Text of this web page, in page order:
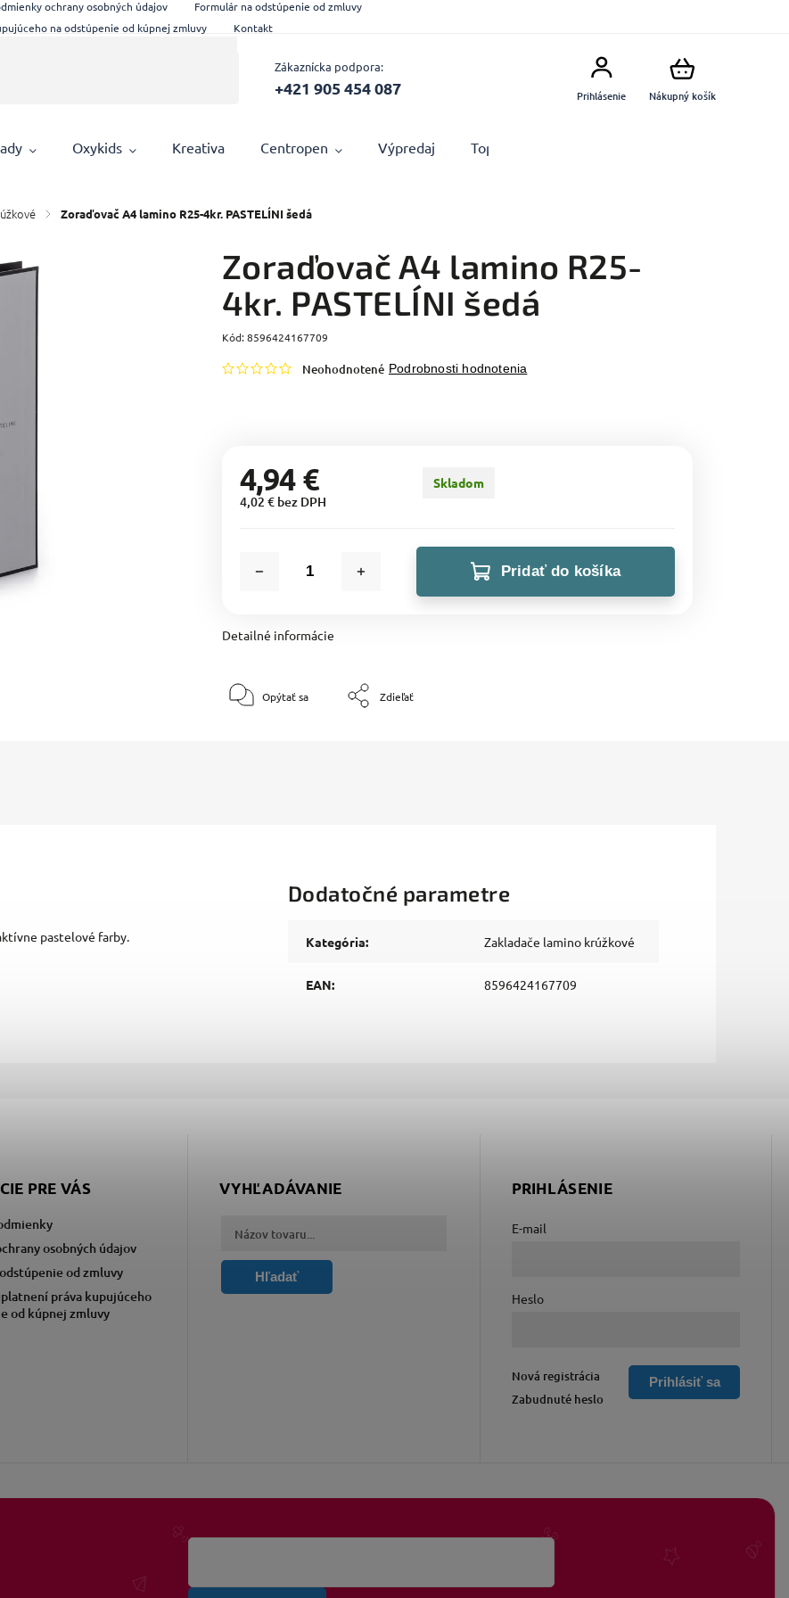
ochrany osobných údajov
Formulár na odstúpenie od zmluvy
na odstúpenie od kúpnej zmluvy
Kontakt
Zákaznícka podpora:
+421 905 454 087 Nákupný košík
Prihlásenie
Oxykids Kreativa Centropen Výpredaj Top produkty
/ Zoraďovač A4 lamino R25-4kr. PASTELÍNI šedá
Zoraďovač A4 lamino R25-
4kr. PASTELÍNI šedá
Kód:8596424167709
Neohodnotené Podrobnosti hodnotenia
4,94 €
4,02 € bez DPH
Skladom
Pridať do košíka
Detailné informácie
Opýtať sa Zdieľať
pastelové farby.
Dodatočné parametre
Kategória: Zakladače lamino krúžkové
EAN: 8596424167709
PRE VÁS
osobných údajov
od zmluvy
práva kupujúceho
od kúpnej zmluvy
VYHĽADÁVANIE
Hľadať
PRIHLÁSENIE
E-mail
Heslo
Prihlásiť sa
Nová registrácia
Zabudnuté heslo